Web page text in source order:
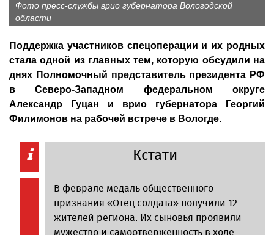
Фото пресс-службы врио губернатора Вологодской
области
Поддержка участников спецоперации и их родных
стала одной из главных тем, которую обсудили на
днях Полномочный представитель президента РФ
в Северо-Западном федеральном округе
Александр Гуцан и врио губернатора Георгий
Филимонов на рабочей встрече в Вологде.
Кстати
В феврале медаль общественного
признания «Отец солдата» получили 12
жителей региона. Их сыновья проявили
мужество и самоотверженность в ходе